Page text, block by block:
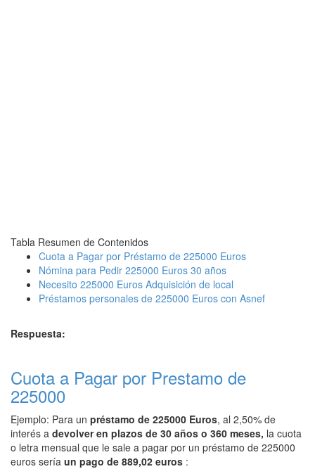
Tabla Resumen de Contenidos
Cuota a Pagar por Préstamo de 225000 Euros
Nómina para Pedir 225000 Euros 30 años
Necesito 225000 Euros Adquisición de local
Préstamos personales de 225000 Euros con Asnef
Respuesta:
Cuota a Pagar por Prestamo de
225000
Ejemplo: Para un préstamo de 225000 Euros, al 2,50% de
interés a devolver en plazos de 30 años o 360 meses, la cuota
o letra mensual que le sale a pagar por un préstamo de 225000
euros sería un pago de 889,02 euros :